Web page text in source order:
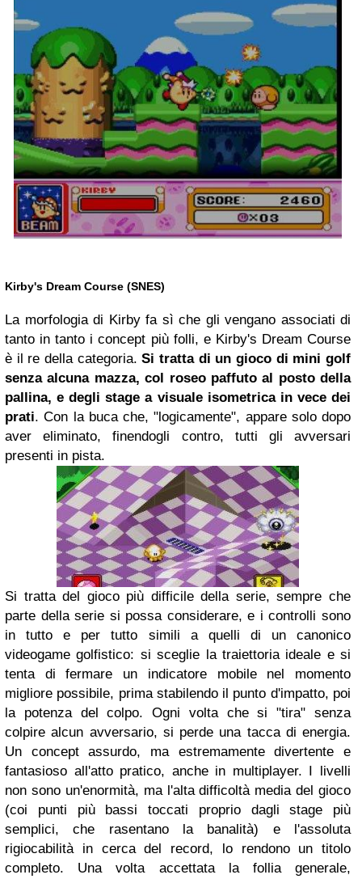
Kirby's Dream Course (SNES)
La morfologia di Kirby fa sì che gli vengano associati di
tanto in tanto i concept più folli, e Kirby's Dream Course
è il re della categoria.Si tratta di un gioco di mini golf
senza alcuna mazza, col roseo paffuto al posto della
pallina, e degli stage a visuale isometrica in vece dei
prati. Con la buca che, "logicamente", appare solo dopo
aver eliminato, finendogli contro, tutti gli avversari
presenti in pista.
Si tratta del gioco più difficile della serie, sempre che
parte della serie si possa considerare, e i controlli sono
in tutto e per tutto simili a quelli di un canonico
videogame golfistico: si sceglie la traiettoria ideale e si
tenta di fermare un indicatore mobile nel momento
migliore possibile, prima stabilendo il punto d'impatto, poi
la potenza del colpo. Ogni volta che si "tira" senza
colpire alcun avversario, si perde una tacca di energia.
Un concept assurdo, ma estremamente divertente e
fantasioso all'atto pratico, anche in multiplayer. I livelli
non sono un'enormità, ma l'alta difficoltà media del gioco
(coi punti più bassi toccati proprio dagli stage più
semplici, che rasentano la banalità) e l'assoluta
rigiocabilità in cerca del record, lo rendono un titolo
completo. Una volta accettata la follia generale,